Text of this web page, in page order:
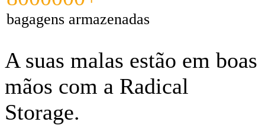
bagagens armazenadas
A suas malas estão em boas
mãos com a Radical
Storage.